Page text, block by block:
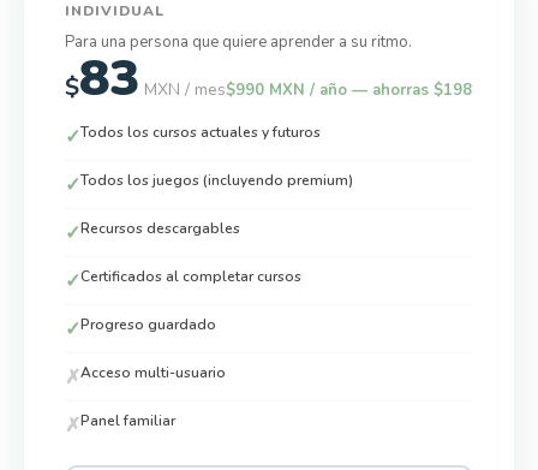
INDIVIDUAL
Para una persona que quiere aprender a su ritmo.
$83 MXN / mes$990 MXN / año — ahorras $198
✓Todos los cursos actuales y futuros
✓Todos los juegos (incluyendo premium)
✓Recursos descargables
✓Certificados al completar cursos
✓Progreso guardado
✗Acceso multi-usuario
✗Panel familiar